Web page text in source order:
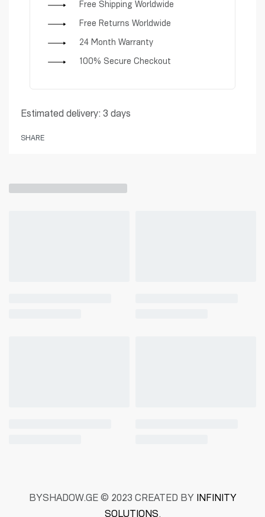
Free Shipping Worldwide
Free Returns Worldwide
24 Month Warranty
100% Secure Checkout
Estimated delivery: 3 days
SHARE
BYSHADOW.GE © 2023 CREATED BY INFINITY